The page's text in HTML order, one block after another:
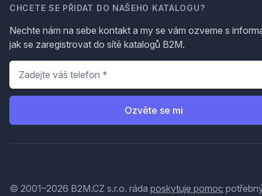
CHCETE SE PŘIDAT DO NAŠEHO KATALOGU?
Nechte nám na sebe kontakt a my se vám ozveme s
jak se zaregistrovat do sítě katalogů B2M.
Telefon
Ozvěte se mi
© 2001–2026 B2M.CZ s.r.o. ráda poskytuje pomoc